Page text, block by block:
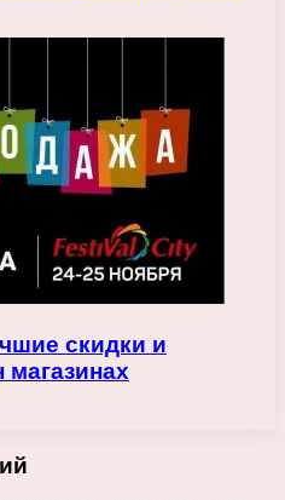
скидки и